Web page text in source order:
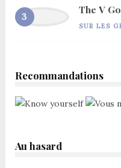
The V
SUR LES
Recommandations
Au hasard